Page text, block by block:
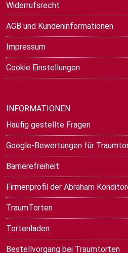
Widerrufsrecht
AGB und Kundeninformationen
Impressum
Cookie Einstellungen
INFORMATIONEN
Häufig gestellte Fragen
Google-Bewertungen für
Barrierefreiheit
Firmenprofil der Abraham
TraumTorten
Tortenladen
Bestellvorgang bei Traumtorten